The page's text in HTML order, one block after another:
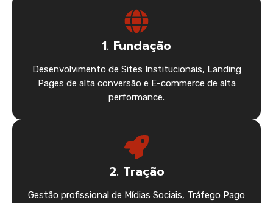
1. Fundação
Desenvolvimento de Sites Institucionais, Landing
Pages de alta conversão e E-commerce de alta
performance.
2. Tração
Gestão profissional de Mídias Sociais, Tráfego Pago